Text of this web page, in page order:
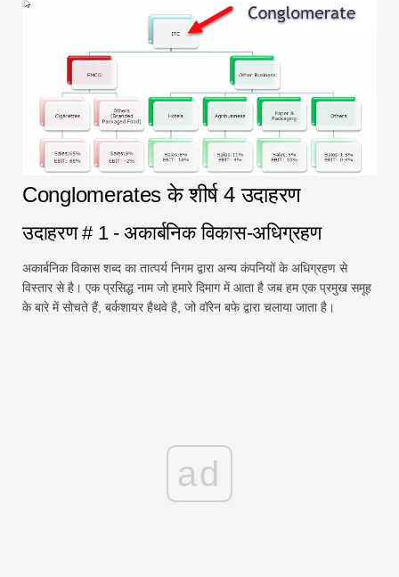
Conglomerates के शीर्ष 4 उदाहरण
उदाहरण # 1 - अकार्बनिक विकास-अधिग्रहण
अकार्बनिक विकास शब्द का तात्पर्य निगम द्वारा अन्य कंपनियों के अधिग्रहण से
विस्तार से है। एक प्रसिद्ध नाम जो हमारे दिमाग में आता है जब हम एक प्रमुख समूह
के बारे में सोचते हैं, बर्कशायर हैथवे है, जो वॉरेन बफे द्वारा चलाया जाता है।
ad